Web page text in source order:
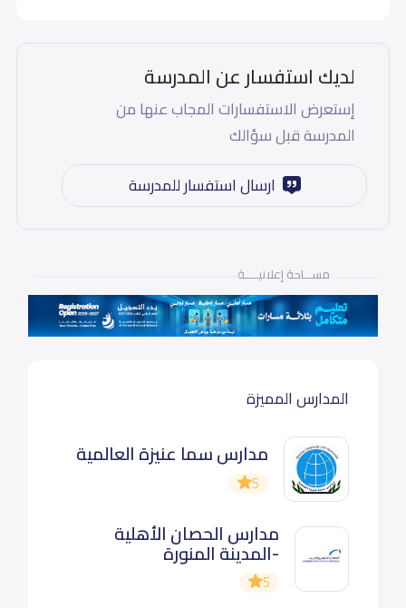
لديك استفسار عن المدرسة
إستعرض الاستفسارات المجاب عنها من
المدرسة قبل سؤالك
ارسال استفسار للمدرسة
مســـاحة إعلانيـــــة
المدارس المميزة
مدارس سما عنيزة العالمية
5
مدارس الحصان الأهلية
-المدينة المنورة
5